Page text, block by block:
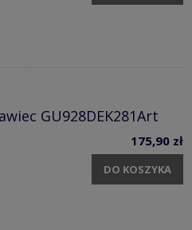
GU928DEK281Art
175,90 zł
DO KOSZYKA